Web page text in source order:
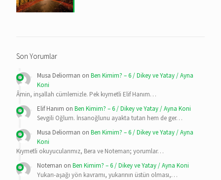
Son Yorumlar
Musa Deliorman on Ben Kimim? – 6 / Dikey ve Yatay / Ayna
Koni
Âmin, inşallah cümlemizle. Pek kıymetli Elif Hanım…
Elif Hanım on Ben Kimim? – 6 / Dikey ve Yatay / Ayna Koni
Sevgili Oğlum. İnsanoğlunu ayakta tutan hem de ger…
Musa Deliorman on Ben Kimim? – 6 / Dikey ve Yatay / Ayna
Koni
Kıymetli okuyucularımız, Bera ve Noteman; yorumlar…
Noteman on Ben Kimim? – 6 / Dikey ve Yatay / Ayna Koni
Yukarı-aşağı yön kavramı, yukarının üstün olması,…